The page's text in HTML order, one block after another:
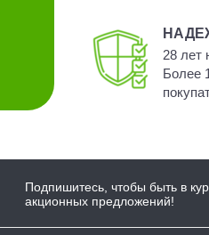
28 лет
Более
Подпишитесь, чтобы быть в
акционных предложений!